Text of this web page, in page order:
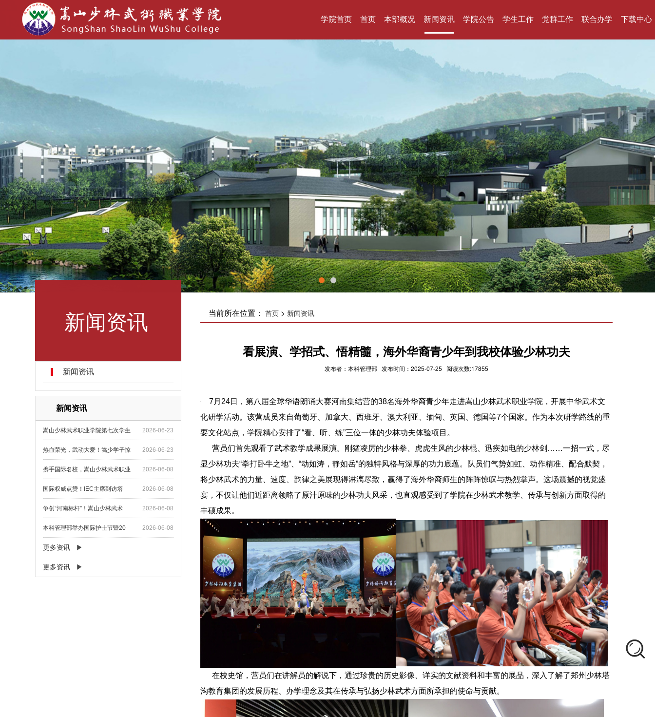
学院首页 首页 本部概况 新闻资讯 学院公告 学生工作 党群工作 联合办学 下载中心
新闻资讯
新闻资讯
新闻资讯
2026-06-23
嵩山少林武术职业学院第七次学生
2026-06-23
热血荣光，武动大爱！嵩少学子惊
2026-06-08
携手国际名校，嵩山少林武术职业
2026-06-08
国际权威点赞！IEC主席到访塔
2026-06-08
争创“河南标杆”！嵩山少林武术
2026-06-08
本科管理部举办国际护士节暨20
更多资讯
更多资讯
当前所在位置： 首页> 新闻资讯
看展演、学招式、悟精髓，海外华裔青少年到我校体验少林功夫
发布者：本科管理部 发布时间：2025-07-25 阅读次数:17855
7月24日， 第八届全球华语朗诵大赛河南集结营的38名海外华裔青少年走进嵩山少林武术职业学院，开展中华武术文
化研学活动。该营成员来自葡萄牙、加拿大、西班牙、澳大利亚、缅甸、英国、德国等7个国家。作为本次研学路线的重
要文化站点，学院精心安排了“看、听、练”三位一体的少林功夫体验项目。
营员们首先观看了武术教学成果展演。刚猛凌厉的少林拳、虎虎生风的少林棍、迅疾如电的少林剑……一招一式，尽
显少林功夫“拳打卧牛之地”、“动如涛，静如岳”的独特风格与深厚的功力底蕴。队员们气势如虹、动作精准、配合默契，
将少林武术的力量、速度、韵律之美展现得淋漓尽致，赢得了海外华裔师生的阵阵惊叹与热烈掌声。这场震撼的视觉盛
宴，不仅让他们近距离领略了原汁原味的少林功夫风采，也直观感受到了学院在少林武术教学、传承与创新方面取得的
丰硕成果。
在校史馆 ，营员们在讲解员的解说下，通过珍贵的历史影像、详实的文献资料和丰富的展品，深入了解了郑州少林塔
沟教育集团的发展历程、办学理念及其在传承与弘扬少林武术方面所承担的使命与贡献。